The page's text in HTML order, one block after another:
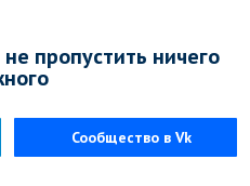
пропустить ничего
Сообщество в Vk